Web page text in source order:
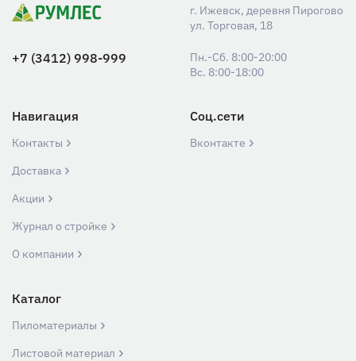
г. Ижевск, деревня Пирогово
ул. Торговая, 18
+7 (3412) 998-999
Пн.-Сб. 8:00-20:00
Вс. 8:00-18:00
Навигация
Контакты
Доставка
Акции
Журнал о стройке
О компании
Соц.сети
Вконтакте
Каталог
Пиломатериалы
Листовой материал